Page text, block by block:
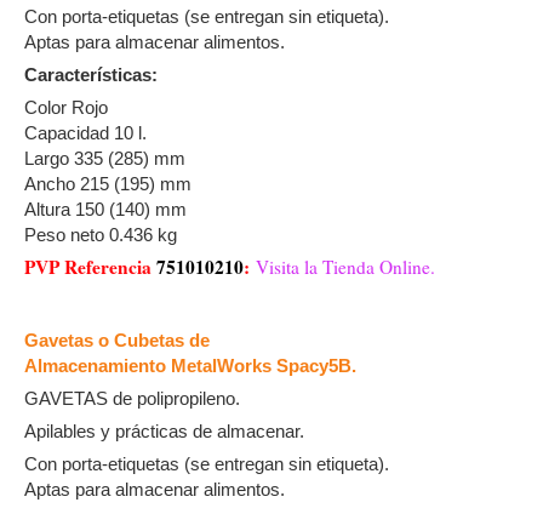
Con porta-etiquetas (se entregan sin etiqueta).
Aptas para almacenar alimentos.
Características:
Color Rojo
Capacidad 10 l.
Largo 335 (285) mm
Ancho 215 (195) mm
Altura 150 (140) mm
Peso neto 0.436 kg
PVP Referencia751010210: Visita la Tienda Online.
Gavetas o Cubetas de
Almacenamiento MetalWorks Spacy5B.
GAVETAS de polipropileno.
Apilables y prácticas de almacenar.
Con porta-etiquetas (se entregan sin etiqueta).
Aptas para almacenar alimentos.